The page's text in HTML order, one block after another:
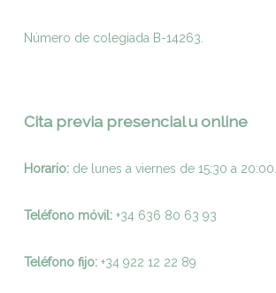
Número de colegiada B-14263.
Cita previa presencial u online
Horario:de lunes a viernes de 15:30 a 20:00.
Teléfono móvil: +34 636 80 63 93
Teléfono fijo:+34 922 12 22 89